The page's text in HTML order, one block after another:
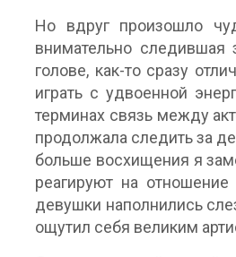
Но вдруг произошло
внимательно
голове, как-то сразу
играть с удвоенной
терминах связь между
продолжала следить за
больше восхищения я
реагируют на
девушки наполнились
ощутил себя великим